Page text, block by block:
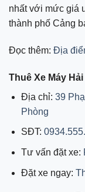
nhất với mức giá
thành phố Cảng
Đọc thêm: Địa
Thuê Xe Máy
Địa chỉ: 39
Phòng
SĐT:
Tư vấn đặt xe:
Đặt xe ngay: